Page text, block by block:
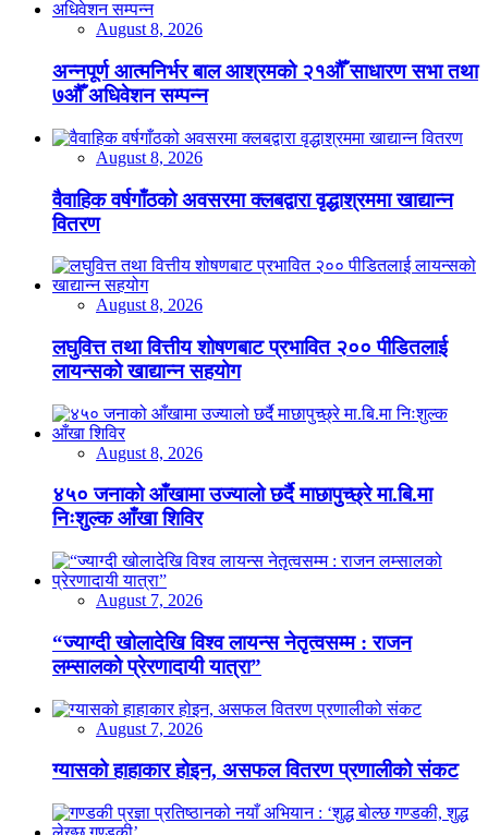
August 8, 2026
अन्नपूर्ण आत्मनिर्भर बाल आश्रमको २१औँ साधारण सभा तथा
७औँ अधिवेशन सम्पन्न
August 8, 2026
वैवाहिक वर्षगाँठको अवसरमा क्लबद्वारा वृद्धाश्रममा खाद्यान्न
वितरण
August 8, 2026
लघुवित्त तथा वित्तीय शोषणबाट प्रभावित २०० पीडितलाई
लायन्सको खाद्यान्न सहयोग
August 8, 2026
४५० जनाको आँखामा उज्यालो छर्दै माछापुच्छ्रे मा.बि.मा
निःशुल्क आँखा शिविर
August 7, 2026
“ज्याग्दी खोलादेखि विश्व लायन्स नेतृत्वसम्म : राजन
लम्सालको प्रेरणादायी यात्रा”
August 7, 2026
ग्यासको हाहाकार होइन, असफल वितरण प्रणालीको संकट